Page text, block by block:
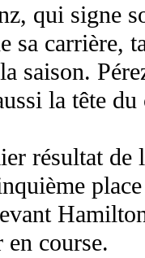
qui signe
sa carrière,
saison.
la tête
résultat de
course.